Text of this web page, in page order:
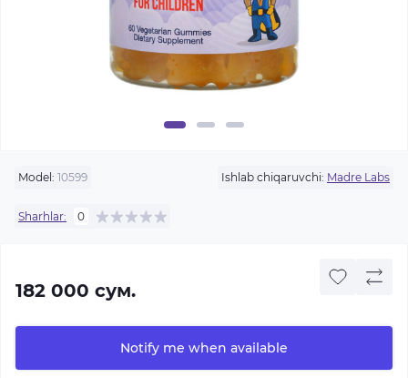
Model: 10599 Ishlab chiqaruvchi: Madre Labs
Sharhlar: 0
182 000 сум.
Notify me when available